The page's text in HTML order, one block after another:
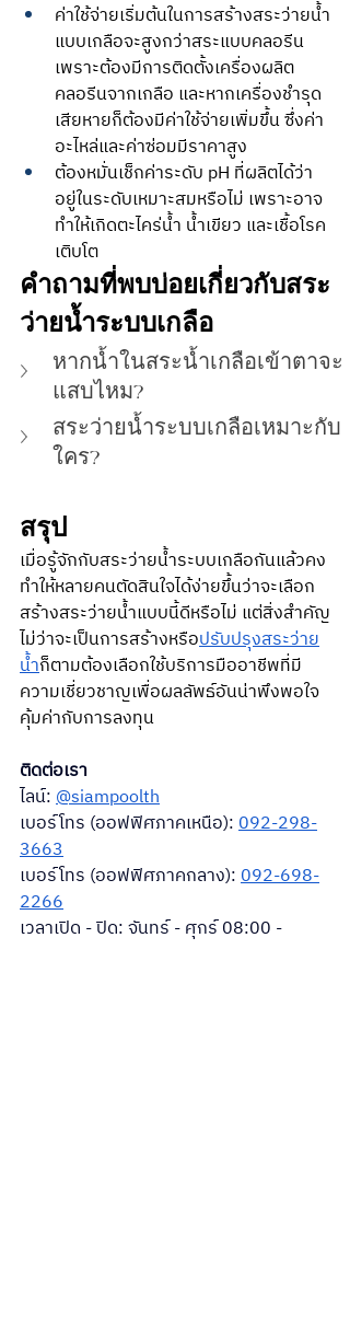
ค่าใช้จ่ายเริ่มต้นในการสร้างสระว่ายน้ำ
แบบเกลือจะสูงกว่าสระแบบคลอรีน
เพราะต้องมีการติดตั้งเครื่องผลิต
คลอรีนจากเกลือ และหากเครื่องชำรุด
เสียหายก็ต้องมีค่าใช้จ่ายเพิ่มขึ้น ซึ่งค่า
อะไหล่และค่าซ่อมมีราคาสูง
ต้องหมั่นเช็กค่าระดับ pH ที่ผลิตได้ว่า
อยู่ในระดับเหมาะสมหรือไม่ เพราะอาจ
ทำให้เกิดตะไคร่น้ำ น้ำเขียว และเชื้อโรค
เติบโต
คำถามที่พบบ่อยเกี่ยวกับสระ
ว่ายน้ำระบบเกลือ
หากน้ำในสระน้ำเกลือเข้าตาจะ
แสบไหม?
สระว่ายน้ำระบบเกลือเหมาะกับ
ใคร?
สรุป
เมื่อรู้จักกับสระว่ายน้ำระบบเกลือกันแล้วคง
ทำให้หลายคนตัดสินใจได้ง่ายขึ้นว่าจะเลือก
สร้างสระว่ายน้ำแบบนี้ดีหรือไม่ แต่สิ่งสำคัญ
ไม่ว่าจะเป็นการสร้างหรือปรับปรุงสระว่าย
น้ำก็ตามต้องเลือกใช้บริการมืออาชีพที่มี
ความเชี่ยวชาญเพื่อผลลัพธ์อันน่าพึงพอใจ
คุ้มค่ากับการลงทุน
ติดต่อเรา
ไลน์: @siampoolth
เบอร์โทร (ออฟฟิศภาคเหนือ): 092-298-
3663
เบอร์โทร (ออฟฟิศภาคกลาง): 092-698-
2266
เวลาเปิด - ปิด: จันทร์ - ศุกร์ 08:00 -